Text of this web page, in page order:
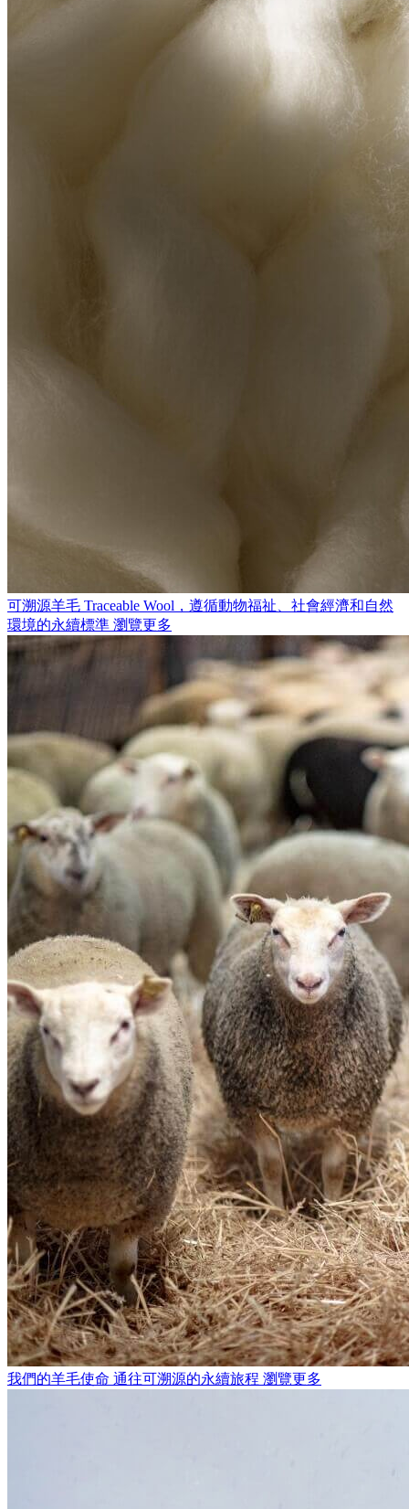
可溯源羊毛 Traceable Wool，遵循動物福祉、社會經濟和自然
環境的永續標準 瀏覽更多
我們的羊毛使命 通往可溯源的永續旅程 瀏覽更多